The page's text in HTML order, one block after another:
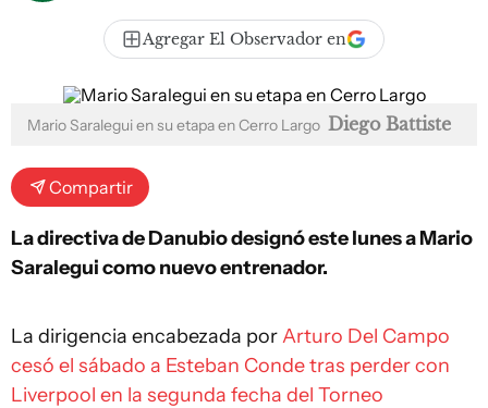
Agregar El Observador en
Mario Saralegui en su etapa en Cerro Largo Diego Battiste
Compartir
La directiva de Danubio designó este lunes a Mario
Saralegui como nuevo entrenador.
La dirigencia encabezada porArturo Del Campo
cesó el sábado a Esteban Conde tras perder con
Liverpool en la segunda fecha del Torneo